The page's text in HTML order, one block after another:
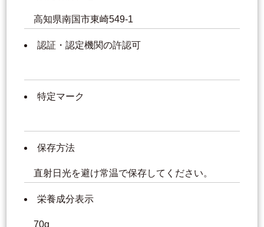
高知県南国市東崎549-1
認証・認定機関の許認可
特定マーク
保存方法
直射日光を避け常温で保存してください。
栄養成分表示
70g